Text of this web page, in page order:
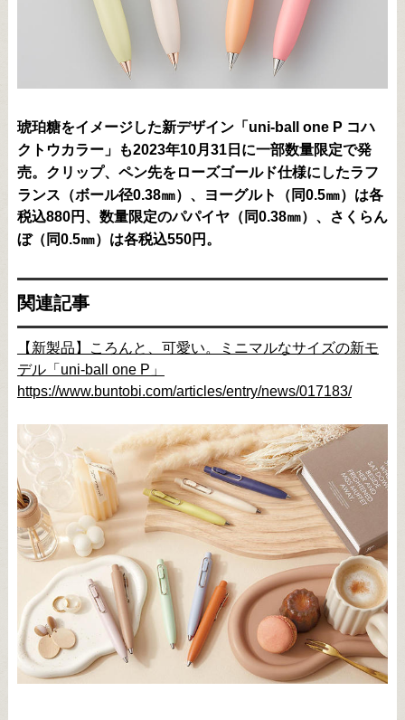
琥珀糖をイメージした新デザイン「uni-ball one P コハ
クトウカラー」も2023年10月31日に一部数量限定で発
売。クリップ、ペン先をローズゴールド仕様にしたラフ
ランス（ボール径0.38㎜）、ヨーグルト（同0.5㎜）は各
税込880円、数量限定のパパイヤ（同0.38㎜）、さくらん
ぼ（同0.5㎜）は各税込550円。
関連記事
【新製品】ころんと、可愛い。ミニマルなサイズの新モ
デル「uni-ball one P」
https://www.buntobi.com/articles/entry/news/017183/